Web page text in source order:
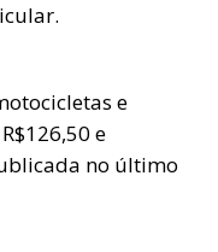
e
e
no último